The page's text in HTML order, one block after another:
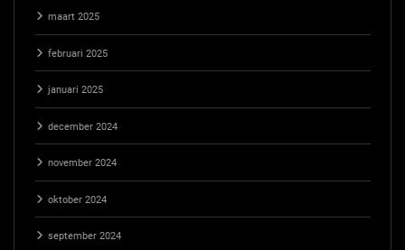
maart 2025
februari 2025
januari 2025
december 2024
november 2024
oktober 2024
september 2024